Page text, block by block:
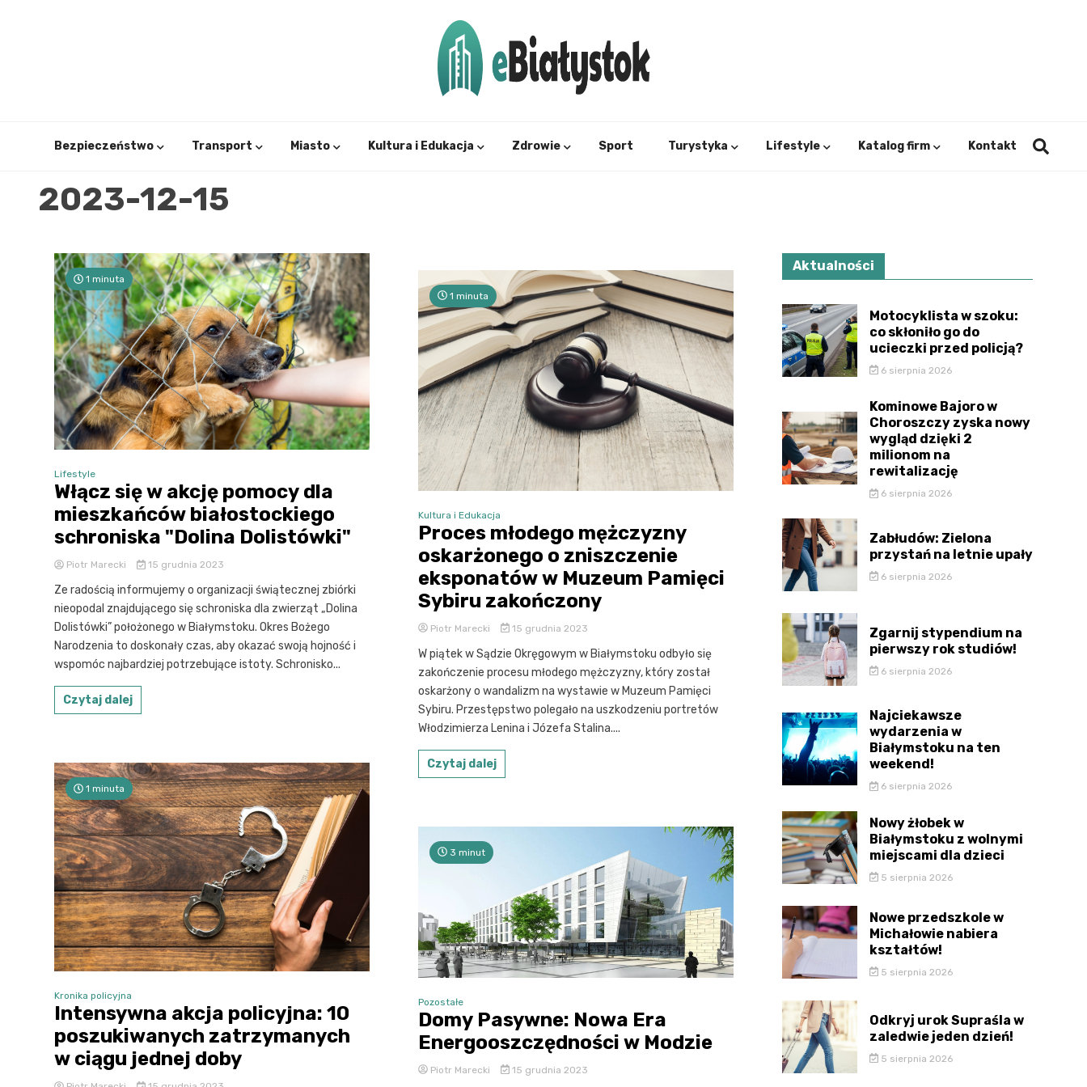
Bezpieczeństwo Transport Miasto Kultura i Edukacja Zdrowie Sport Turystyka Lifestyle Katalog firm Kontakt
2023-12-15
1 minuta
Lifestyle
Włącz się w akcję pomocy dla
mieszkańców białostockiego
schroniska "Dolina Dolistówki"
Piotr Marecki 15 grudnia 2023
Ze radością informujemy o organizacji świątecznej zbiórki
nieopodal znajdującego się schroniska dla zwierząt „Dolina
Dolistówki” położonego w Białymstoku. Okres Bożego
Narodzenia to doskonały czas, aby okazać swoją hojność i
wspomóc najbardziej potrzebujące istoty. Schronisko...
Czytaj dalej
1 minuta
Kronika policyjna
Intensywna akcja policyjna: 10
poszukiwanych zatrzymanych
w ciągu jednej doby
1 minuta
Kultura i Edukacja
Proces młodego mężczyzny
oskarżonego o zniszczenie
eksponatów w Muzeum Pamięci
Sybiru zakończony
Piotr Marecki 15 grudnia 2023
W piątek w Sądzie Okręgowym w Białymstoku odbyło się
zakończenie procesu młodego mężczyzny, który został
oskarżony o wandalizm na wystawie w Muzeum Pamięci
Sybiru. Przestępstwo polegało na uszkodzeniu portretów
Włodzimierza Lenina i Józefa Stalina....
Czytaj dalej
3 minut
Pozostałe
Domy Pasywne: Nowa Era
Energooszczędności w Modzie
Piotr Marecki 15 grudnia 2023
Aktualności
Motocyklista w szoku:
co skłoniło go do
ucieczki przed policją?
6 sierpnia 2026
Kominowe Bajoro w
Choroszczy zyska nowy
wygląd dzięki 2
milionom na
rewitalizację
6 sierpnia 2026
Zabłudów: Zielona
przystań na letnie upały
6 sierpnia 2026
Zgarnij stypendium na
pierwszy rok studiów!
6 sierpnia 2026
Najciekawsze
wydarzenia w
Białymstoku na ten
weekend!
6 sierpnia 2026
Nowy żłobek w
Białymstoku z wolnymi
miejscami dla dzieci
5 sierpnia 2026
Nowe przedszkole w
Michałowie nabiera
kształtów!
5 sierpnia 2026
Odkryj urok Supraśla w
zaledwie jeden dzień!
5 sierpnia 2026